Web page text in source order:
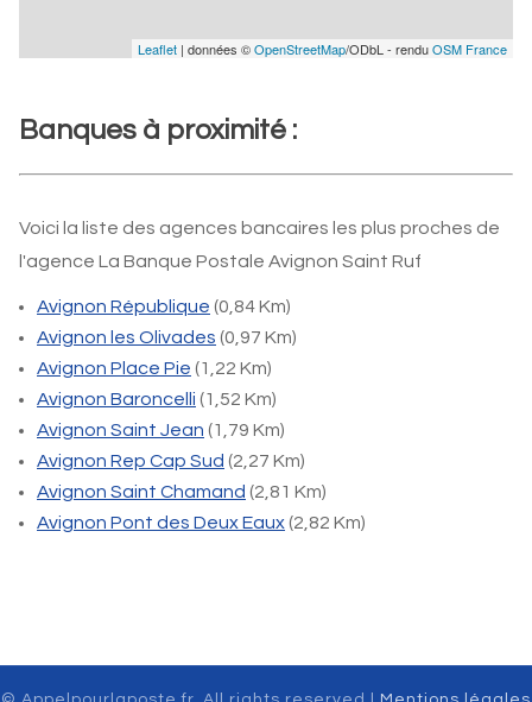
Leaflet | données ©OpenStreetMap/ODbL - renduOSM France
Banques à proximité :
Voici la liste des agences bancaires les plus proches de
l'agence La Banque Postale Avignon Saint Ruf
Avignon République (0,84 Km)
Avignon les Olivades (0,97 Km)
Avignon Place Pie (1,22 Km)
Avignon Baroncelli (1,52 Km)
Avignon Saint Jean (1,79 Km)
Avignon Rep Cap Sud (2,27 Km)
Avignon Saint Chamand (2,81 Km)
Avignon Pont des Deux Eaux(2,82 Km)